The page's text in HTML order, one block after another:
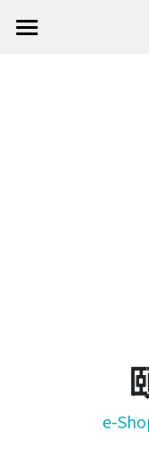
Stroke
Training &
e-